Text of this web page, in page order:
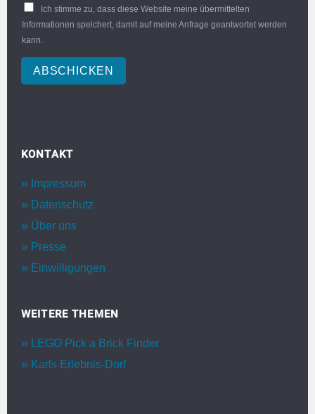
Ich stimme zu, dass diese Website meine übermittelten
Informationen speichert, damit auf meine Anfrage geantwortet werden
kann.
ABSCHICKEN
KONTAKT
Impressum
Datenschutz
Über uns
Presse
Einwilligungen
WEITERE THEMEN
LEGO Pick a Brick Finder
Karls Erlebnis-Dorf